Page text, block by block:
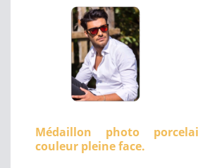
Médaillon photo
couleur pleine face.